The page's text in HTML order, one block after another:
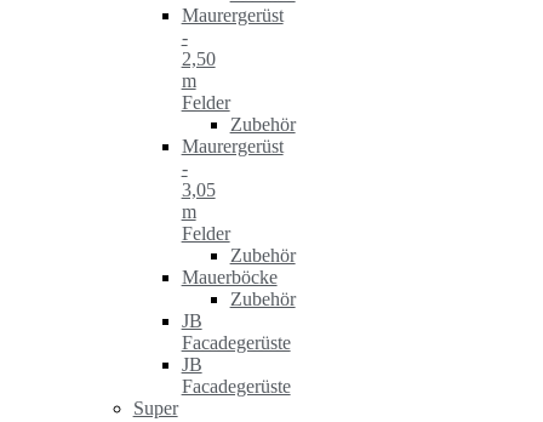
Maurergerüst
-
2,50
m
Felder
Zubehör
Maurergerüst
-
3,05
m
Felder
Zubehör
Mauerböcke
Zubehör
JB
Facadegerüste
JB
Facadegerüste
Super